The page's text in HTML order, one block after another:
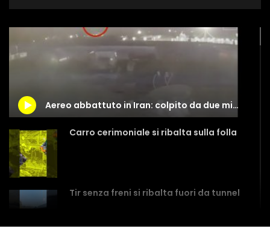
Aereo abbattuto in Iran: colpito da due missili
Carro cerimoniale si ribalta sulla folla
Tir senza freni si ribalta fuori da tunnel